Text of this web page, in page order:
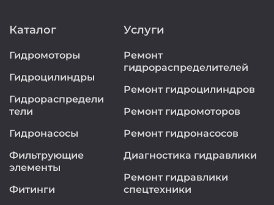
Каталог
Гидромоторы
Гидроцилиндры
Гидрораспредели
тели
Гидронасосы
Фильтрующие
элементы
Фитинги
Услуги
Ремонт
гидрораспределителей
Ремонт гидроцилиндров
Ремонт гидромоторов
Ремонт гидронасосов
Диагностика гидравлики
Ремонт гидравлики
спецтехники